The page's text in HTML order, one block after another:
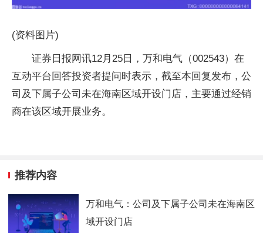
(资料图片)
证券日报网讯12月25日，万和电气（002543）在
互动平台回答投资者提问时表示，截至本回复发布，公
司及下属子公司未在海南区域开设门店，主要通过经销
商在该区域开展业务。
推荐内容
万和电气：公司及下属子公司未在海南区
域开设门店